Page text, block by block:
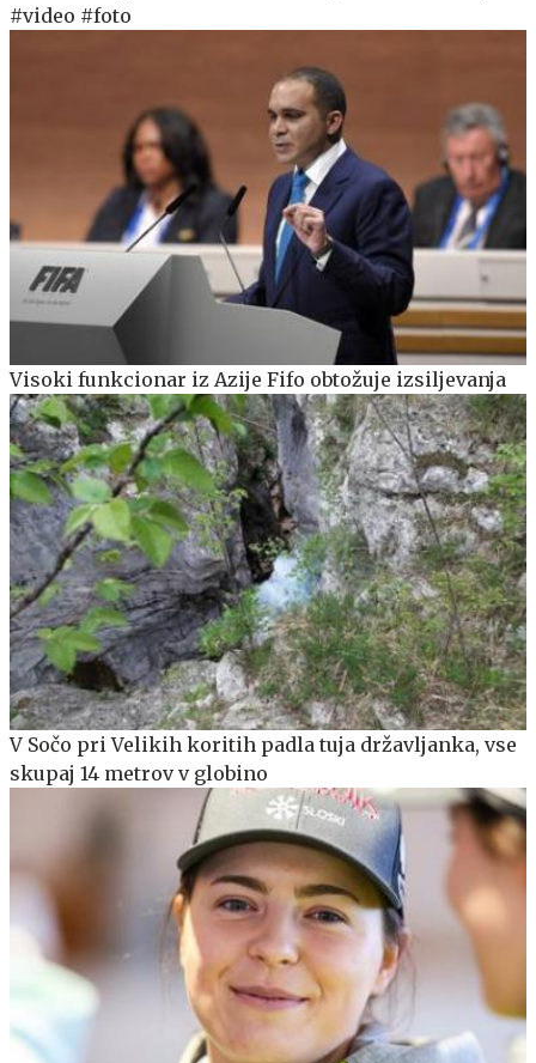
#video #foto
Visoki funkcionar iz Azije Fifo obtožuje izsiljevanja
V Sočo pri Velikih koritih padla tuja državljanka, vse
skupaj 14 metrov v globino